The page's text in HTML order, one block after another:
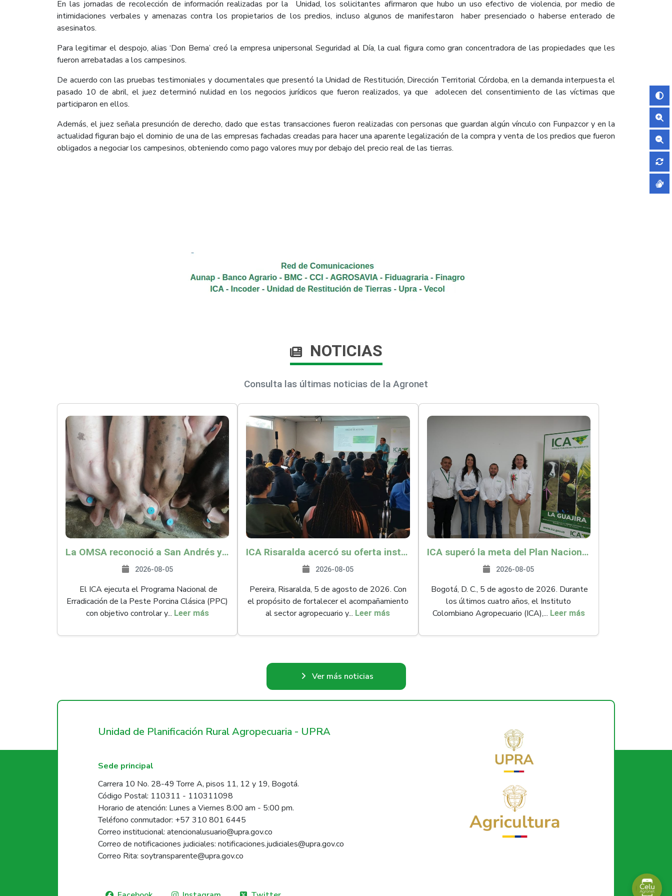
En las jornadas de recolección de información realizadas por la Unidad, los solicitantes afirmaron que hubo un uso efectivo de violencia, por medio de
intimidaciones verbales y amenazas contra los propietarios de los predios, incluso algunos de manifestaron haber presenciado o haberse enterado de
asesinatos.
Para legitimar el despojo, alias ‘Don Berna’ creó la empresa unipersonal Seguridad al Día, la cual figura como gran concentradora de las propiedades que les
fueron arrebatadas a los campesinos.
De acuerdo con las pruebas testimoniales y documentales que presentó la Unidad de Restitución, Dirección Territorial Córdoba, en la demanda interpuesta el
pasado 10 de abril, el juez determinó nulidad en los negocios jurídicos que fueron realizados, ya que adolecen del consentimiento de las víctimas que
participaron en ellos.
Además, el juez señala presunción de derecho, dado que estas transacciones fueron realizadas con personas que guardan algún vínculo con Funpazcor y en la
actualidad figuran bajo el dominio de una de las empresas fachadas creadas para hacer una aparente legalización de la compra y venta de los predios que fueron
obligados a negociar los campesinos, obteniendo como pago valores muy por debajo del precio real de las tierras.
NOTICIAS
Consulta las últimas noticias de la Agronet
La OMSA reconoció a San Andrés y Providencia como zona libre de Peste Porcina Clásica (PPC)
2026-08-05
El ICA ejecuta el Programa Nacional de
Erradicación de la Peste Porcina Clásica (PPC)
con objetivo controlar y... Leer más
ICA Risaralda acercó su oferta institucional a productores y emprendedores en Expocamello
2026-08-05
Pereira, Risaralda, 5 de agosto de 2026. Con
el propósito de fortalecer el acompañamiento
al sector agropecuario y... Leer más
ICA superó la meta del Plan Nacional de Desarrollo y abrió 61 mercados internacionales
2026-08-05
Bogotá, D. C., 5 de agosto de 2026. Durante
los últimos cuatro años, el Instituto
Colombiano Agropecuario (ICA),... Leer más
Ver más noticias
Unidad de Planificación Rural Agropecuaria - UPRA
Sede principal
Carrera 10 No. 28-49 Torre A, pisos 11, 12 y 19, Bogotá.
Código Postal: 110311 - 110311098
Horario de atención: Lunes a Viernes 8:00 am - 5:00 pm.
Teléfono conmutador: +57 310 801 6445
Correo institucional: atencionalusuario@upra.gov.co
Correo de notificaciones judiciales: notificaciones.judiciales@upra.gov.co
Correo Rita: soytransparente@upra.gov.co